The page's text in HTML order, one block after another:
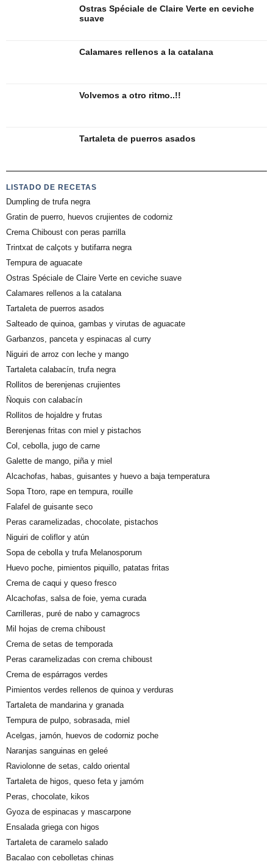
Ostras Spéciale de Claire Verte en ceviche
suave
Calamares rellenos a la catalana
Volvemos a otro ritmo..!!
Tartaleta de puerros asados
LISTADO DE RECETAS
Dumpling de trufa negra
Gratin de puerro, huevos crujientes de codorniz
Crema Chiboust con peras parrilla
Trintxat de calçots y butifarra negra
Tempura de aguacate
Ostras Spéciale de Claire Verte en ceviche suave
Calamares rellenos a la catalana
Tartaleta de puerros asados
Salteado de quinoa, gambas y virutas de aguacate
Garbanzos, panceta y espinacas al curry
Niguiri de arroz con leche y mango
Tartaleta calabacín, trufa negra
Rollitos de berenjenas crujientes
Ñoquis con calabacín
Rollitos de hojaldre y frutas
Berenjenas fritas con miel y pistachos
Col, cebolla, jugo de carne
Galette de mango, piña y miel
Alcachofas, habas, guisantes y huevo a baja temperatura
Sopa Ttoro, rape en tempura, rouille
Falafel de guisante seco
Peras caramelizadas, chocolate, pistachos
Niguiri de coliflor y atún
Sopa de cebolla y trufa Melanosporum
Huevo poche, pimientos piquillo, patatas fritas
Crema de caqui y queso fresco
Alcachofas, salsa de foie, yema curada
Carrilleras, puré de nabo y camagrocs
Mil hojas de crema chiboust
Crema de setas de temporada
Peras caramelizadas con crema chiboust
Crema de espárragos verdes
Pimientos verdes rellenos de quinoa y verduras
Tartaleta de mandarina y granada
Tempura de pulpo, sobrasada, miel
Acelgas, jamón, huevos de codorniz poche
Naranjas sanguinas en geleé
Raviolonne de setas, caldo oriental
Tartaleta de higos, queso feta y jamóm
Peras, chocolate, kikos
Gyoza de espinacas y mascarpone
Ensalada griega con higos
Tartaleta de caramelo salado
Bacalao con cebolletas chinas